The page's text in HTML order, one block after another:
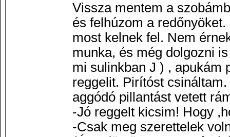
Vissza mentem a
és felhúzom a
most kelnek fel. Nem
munka, és még dolgozni
mi sulinkban J ) , apukám
reggelit. Pirítóst
aggódó pillantást vetett
-Jó reggelt kicsim! Hogy
-Csak meg szerettelek